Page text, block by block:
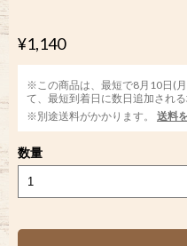
¥1,140
※この商品は、最短で8月10日(
て、最短到着日に数日追加される
※別途送料がかかります。
送料
数量